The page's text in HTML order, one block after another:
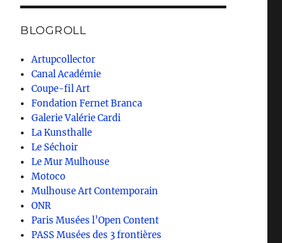
BLOGROLL
Artupcollector
Canal Académie
Coupe-fil Art
Fondation Fernet Branca
Galerie Valérie Cardi
La Kunsthalle
Le Séchoir
Le Mur Mulhouse
Motoco
Mulhouse Art Contemporain
ONR
Paris Musées l’Open Content
PASS Musées des 3 frontières